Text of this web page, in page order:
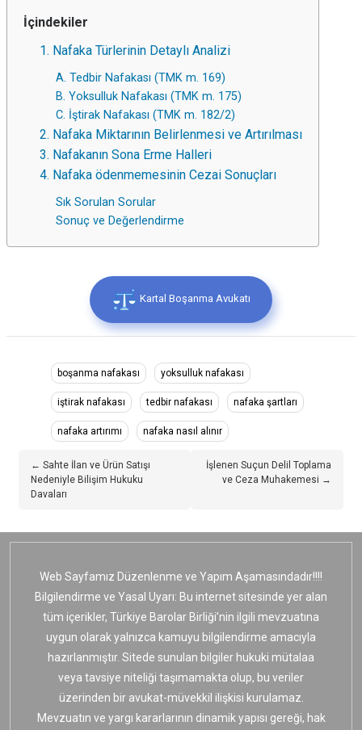
İçindekiler
1. Nafaka Türlerinin Detaylı Analizi
A. Tedbir Nafakası (TMK m. 169)
B. Yoksulluk Nafakası (TMK m. 175)
C. İştirak Nafakası (TMK m. 182/2)
2. Nafaka Miktarının Belirlenmesi ve Artırılması
3. Nafakanın Sona Erme Halleri
4. Nafaka ödenmemesinin Cezai Sonuçları
Sık Sorulan Sorular
Sonuç ve Değerlendirme
Kartal Boşanma Avukatı
boşanma nafakası yoksulluk nafakası
iştirak nafakası tedbir nafakası nafaka şartları
nafaka artırımı nafaka nasıl alınır
← Sahte İlan ve Ürün Satışı
Nedeniyle Bilişim Hukuku
Davaları
İşlenen Suçun Delil Toplama
ve Ceza Muhakemesi →
Web Sayfamız Düzenlenme ve Yapım Aşamasındadır!!!!
Bilgilendirme ve Yasal Uyarı: Bu internet sitesinde yer alan
tüm içerikler, Türkiye Barolar Birliği’nin ilgili mevzuatına
uygun olarak yalnızca kamuyu bilgilendirme amacıyla
hazırlanmıştır. Sitede sunulan bilgiler hukuki mütalaa
veya tavsiye niteliği taşımamakta olup, bu veriler
üzerinden bir avukat-müvekkil ilişkisi kurulamaz.
Mevzuatın ve yargı kararlarının dinamik yapısı gereği, hak